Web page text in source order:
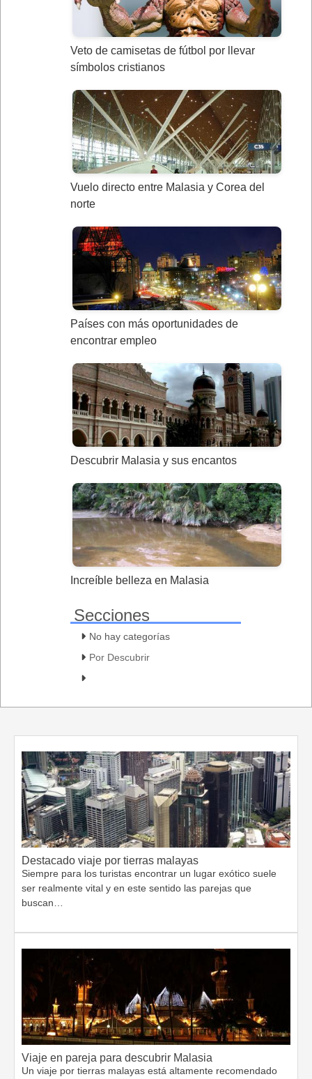
Veto de camisetas de fútbol por llevar
símbolos cristianos
Vuelo directo entre Malasia y Corea del
norte
Países con más oportunidades de
encontrar empleo
Descubrir Malasia y sus encantos
Increíble belleza en Malasia
Secciones
No hay categorías
Por Descubrir
Destacado viaje por tierras malayas
Siempre para los turistas encontrar un lugar exótico suele
ser realmente vital y en este sentido las parejas que
buscan…
Viaje en pareja para descubrir Malasia
Un viaje por tierras malayas está altamente recomendado